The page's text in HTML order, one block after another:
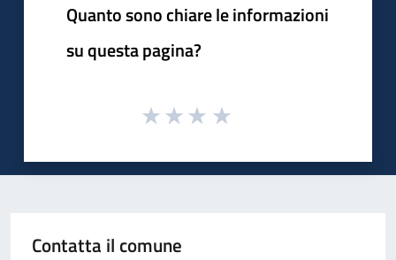
Quanto sono chiare le informazioni
su questa pagina?
Contatta il comune